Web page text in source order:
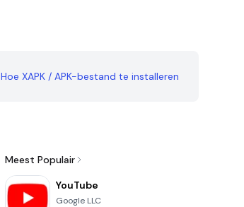
Hoe XAPK / APK-bestand te installeren
Meest Populair
YouTube
Google LLC